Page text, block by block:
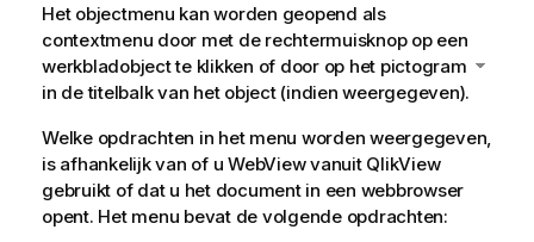
Het objectmenu kan worden geopend als
contextmenu door met de rechtermuisknop op een
werkbladobject te klikken of door op het pictogram
in de titelbalk van het object (indien weergegeven).
Welke opdrachten in het menu worden weergegeven,
is afhankelijk van of u WebView vanuit QlikView
gebruikt of dat u het document in een webbrowser
opent. Het menu bevat de volgende opdrachten: